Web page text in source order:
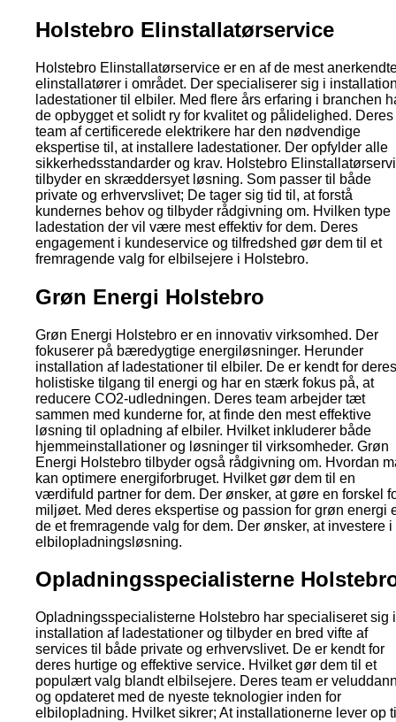
Holstebro Elinstallatørservice
Holstebro Elinstallatørservice er en af de mest
elinstallatører i området. Der specialiserer sig i
ladestationer til elbiler. Med flere års erfaring i branchen
de opbygget et solidt ry for kvalitet og pålidelighed. Deres
team af certificerede elektrikere har den nødvendige
ekspertise til, at installere ladestationer. Der opfylder alle
sikkerhedsstandarder og krav. Holstebro
tilbyder en skræddersyet løsning. Som passer til både
private og erhvervslivet; De tager sig tid til, at forstå
kundernes behov og tilbyder rådgivning om. Hvilken type
ladestation der vil være mest effektiv for dem. Deres
engagement i kundeservice og tilfredshed gør dem til et
fremragende valg for elbilsejere i Holstebro.
Grøn Energi Holstebro
Grøn Energi Holstebro er en innovativ virksomhed. Der
fokuserer på bæredygtige energiløsninger. Herunder
installation af ladestationer til elbiler. De er kendt for deres
holistiske tilgang til energi og har en stærk fokus på, at
reducere CO2-udledningen. Deres team arbejder tæt
sammen med kunderne for, at finde den mest effektive
løsning til opladning af elbiler. Hvilket inkluderer både
hjemmeinstallationer og løsninger til virksomheder. Grøn
Energi Holstebro tilbyder også rådgivning om. Hvordan
kan optimere energiforbruget. Hvilket gør dem til en
værdifuld partner for dem. Der ønsker, at gøre en forskel
miljøet. Med deres ekspertise og passion for grøn energi
de et fremragende valg for dem. Der ønsker, at investere i
elbilopladningsløsning.
Opladningsspecialisterne
Opladningsspecialisterne Holstebro har specialiseret sig i
installation af ladestationer og tilbyder en bred vifte af
services til både private og erhvervslivet. De er kendt for
deres hurtige og effektive service. Hvilket gør dem til et
populært valg blandt elbilsejere. Deres team er
og opdateret med de nyeste teknologier inden for
elbilopladning. Hvilket sikrer; At installationerne lever op